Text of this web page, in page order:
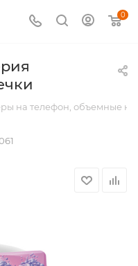
0
на телефон, объемные